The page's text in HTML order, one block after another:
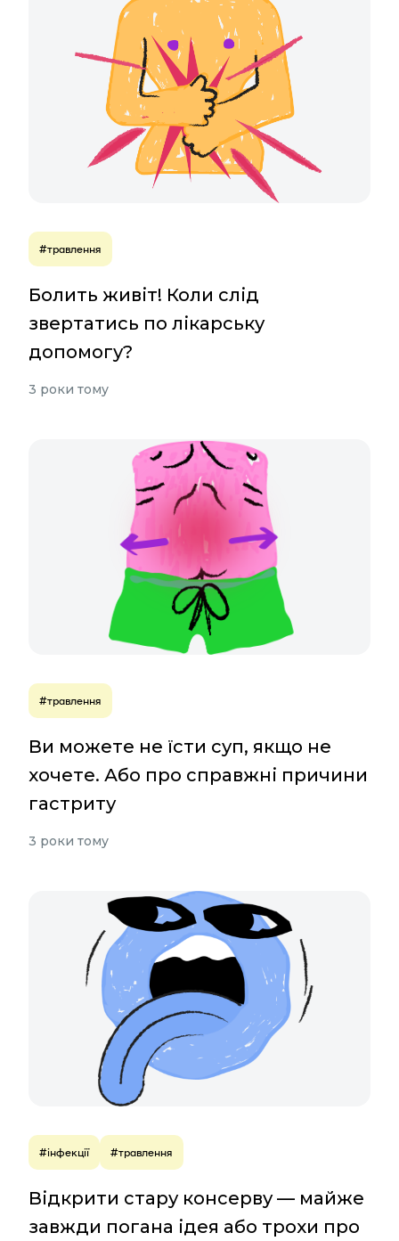
#травлення
Болить живіт! Коли слід
звертатись по лікарську
допомогу?
3 роки тому
#травлення
Ви можете не їсти суп, якщо не
хочете. Або про справжні причини
гастриту
3 роки тому
#інфекції #травлення
Відкрити стару консерву — майже
завжди погана ідея або трохи про